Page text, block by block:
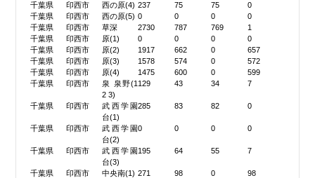
千葉県
印西市 西の原(4) 237 75 75
0
千葉県
印西市 西の原(5) 0 0 0
0
千葉県
印西市 草深 2730 787 769
1
千葉県
印西市 原(1) 0 0 0
0
千葉県
印西市 原(2) 1917 662 0
657
千葉県
印西市 原(3) 1578 574 0
572
千葉県
印西市 原(4) 1475 600 0
599
千葉県
印西市
泉 泉野(1
2 3)
129 43 34 7
千葉県 印西市
武西学園
台(1)
285 83 82 0
千葉県 印西市
武西学園
台(2)
0 0 0 0
千葉県 印西市
武西学園
台(3)
195 64 55 7
千葉県 印西市 中央南(1) 271 98 0
98